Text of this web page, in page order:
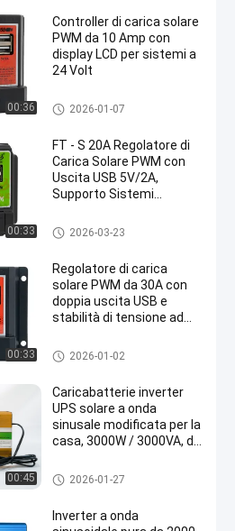
00:36
Controller di carica solare
PWM da 10 Amp con
display LCD per sistemi a
24 Volt
Regolatore solare della tassa
di PWM
2026-01-07
00:33
FT - S 20A Regolatore di
Carica Solare PWM con
Uscita USB 5V/2A,
Supporto Sistemi
Regolatore solare della tassa
di PWM
2026-03-23
00:33
Regolatore di carica
solare PWM da 30A con
doppia uscita USB e
stabilità di tensione ad
Regolatore solare della tassa
di PWM
2026-01-02
00:45
Caricabatterie inverter
UPS solare a onda
sinusale modificata per la
casa, 3000W / 3000VA, da
alimentazione continua
durante gli interruzioni
Invertitore del caricabatterie U
PS
2026-01-27
Inverter a onda